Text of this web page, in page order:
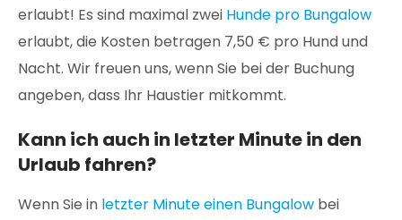
erlaubt! Es sind maximal zwei Hunde pro Bungalow
erlaubt, die Kosten betragen 7,50 € pro Hund und
Nacht. Wir freuen uns, wenn Sie bei der Buchung
angeben, dass Ihr Haustier mitkommt.
Kann ich auch in letzter Minute in den
Urlaub fahren?
Wenn Sie in letzter Minute einen Bungalow bei